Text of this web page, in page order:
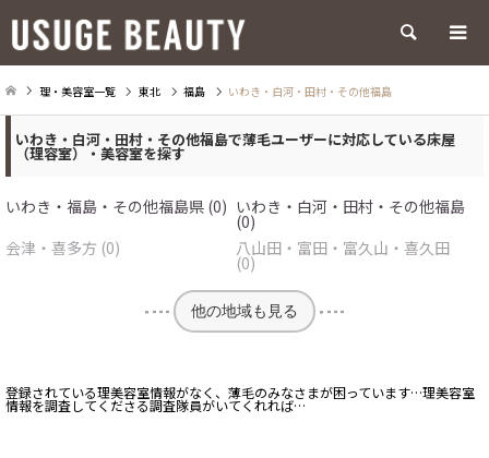
検索
理・美容室一覧 東北 福島 いわき・白河・田村・その他福島
いわき・白河・田村・その他福島で薄毛ユーザーに対応している床屋
（理容室）・美容室を探す
いわき・福島・その他福島県 (0) いわき・白河・田村・その他福島
(0)
会津・喜多方 (0)
八山田・富田・富久山・喜久田
(0)
他の地域も見る
登録されている理美容室情報がなく、薄毛のみなさまが困っています…理美容室
情報を調査してくださる調査隊員がいてくれれば…